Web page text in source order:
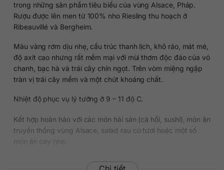
trong những sản phẩm tiêu biểu của vùng Alsace, Pháp.
Rượu được lên men từ 100% nho Riesling thu hoạch ở
Ribeauvillé và Bergheim.
Màu vàng rơm dịu nhẹ, cấu trúc thanh lịch, khô ráo, mát mẻ,
độ axit cao nhưng rất mềm mại với mùi thơm độc đáo của vỏ
chanh, bạc hà và trái cây chín ngọt. Trên vòm miệng ngập
tràn vị trái cây mềm và một chút khoáng chất.
Nhiệt độ phục vụ lý tưởng ở 9 – 11 độ C.
Kết hợp hoàn hảo với các món hải sản (cá hồi, sushi), món ăn
truyền thống vùng Alsace, salad rau củ tươi hoặc một số
món ăn cay nhẹ.